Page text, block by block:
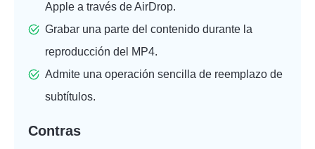
Apple a través de AirDrop.
Grabar una parte del contenido durante la
reproducción del MP4.
Admite una operación sencilla de reemplazo de
subtítulos.
Contras